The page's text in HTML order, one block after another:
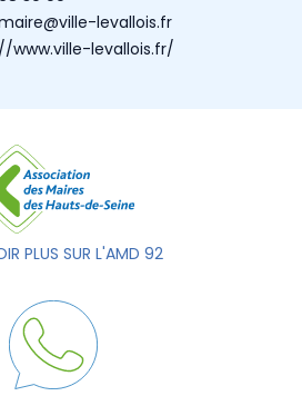
levallois.fr
www.ville-levallois.fr/
PLUS SUR L'AMD 92